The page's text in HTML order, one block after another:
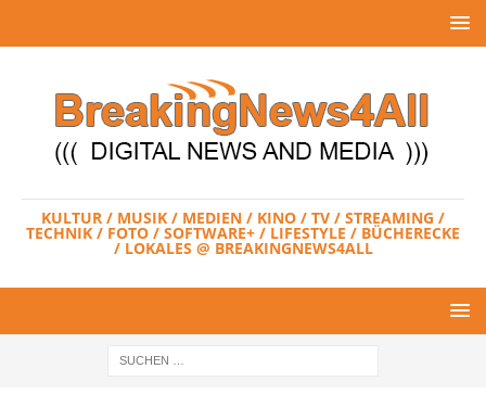
KULTUR / MUSIK / MEDIEN / KINO / TV / STREAMING /
TECHNIK / FOTO / SOFTWARE+ / LIFESTYLE / BÜCHERECKE
/ LOKALES @ BREAKINGNEWS4ALL